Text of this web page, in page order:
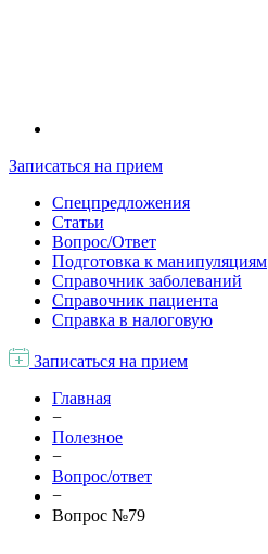
Записаться на прием
Спецпредложения
Статьи
Вопрос/Ответ
Подготовка к манипуляциям
Справочник заболеваний
Справочник пациента
Справка в налоговую
Записаться на прием
Главная
−
Полезное
−
Вопрос/ответ
−
Вопрос №79